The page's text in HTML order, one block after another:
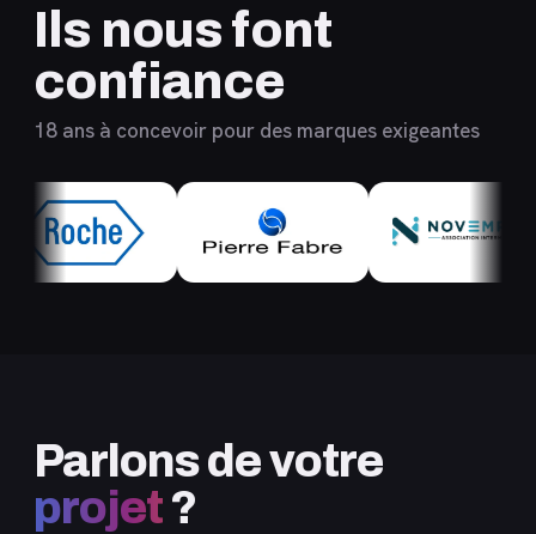
Ils nous font
confiance
18 ans à concevoir pour des marques exigeantes
Parlons de votre
projet?